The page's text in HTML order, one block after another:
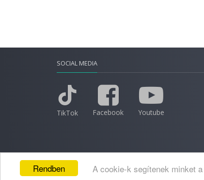
Rendben A cookie-k segítenek minket
SOCIAL MEDIA
TikTok Facebook Youtube
2026 © Minden jog fenntartva. Adatkezelési